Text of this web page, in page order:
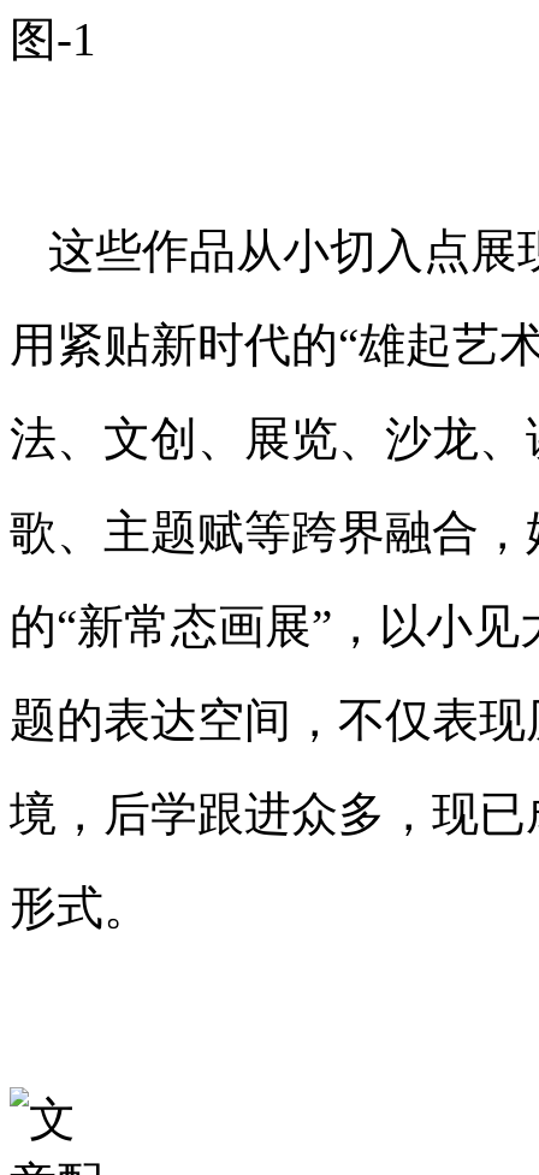
这些作品从小切入点展
用紧贴新时代的“雄起艺
法、文创、展览、沙龙
歌、主题赋等跨界融合
的“新常态画展”，以小
题的表达空间，不仅表
境，后学跟进众多，现
形式。